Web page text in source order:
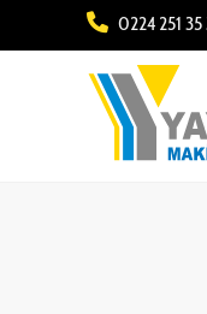
0224 251 35